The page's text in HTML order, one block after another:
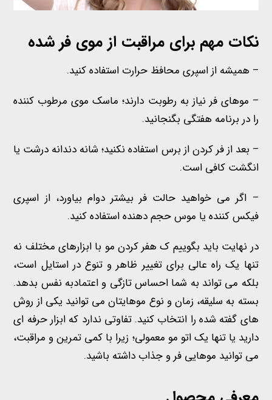
نکات مهم برای مراقبت از موی فر شده
– همیشه از اسپری محافظ حرارت استفاده کنید.
– موهای فر نیاز به رطوبت دارند؛ ماسک موی مرطوب کننده
را در برنامه هفتگی بگنجانید.
– بعد از فر کردن از برس استفاده نکنید؛ شانه دندانه درشت یا
انگشت کافی است.
– اگر می خواهید حالت فر بیشتر دوام بیاورد، از اسپری
فیکس کننده یا موس حجم دهنده استفاده کنید.
در نهایت باید بگوییم ک هفر کردن مو با ابزارهای مختلف نه
تنها یک راه عالی برای تغییر ظاهر و تنوع در استایل است،
بلکه می تواند به شما احساس تازگی و اعتمادبه نفس بدهد.
بسته به سلیقه، زمان و نوع موهایتان می توانید یکی از روش
های گفته شده را انتخاب کنید. تفاوتی ندارد که ابزار حرفه ای
دارید یا تنها یک اتو مو معمولی؛ زیرا با کمی تمرین و مراقبت،
می توانید موهایی فر و جذاب داشته باشید.